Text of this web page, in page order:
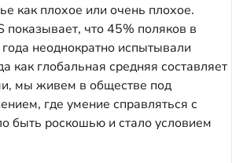
как плохое или очень плохое.
показывает, что 45% поляков в
неоднократно испытывали
как глобальная средняя составляет
мы живем в обществе под
где умение справляться с
быть роскошью и стало условием